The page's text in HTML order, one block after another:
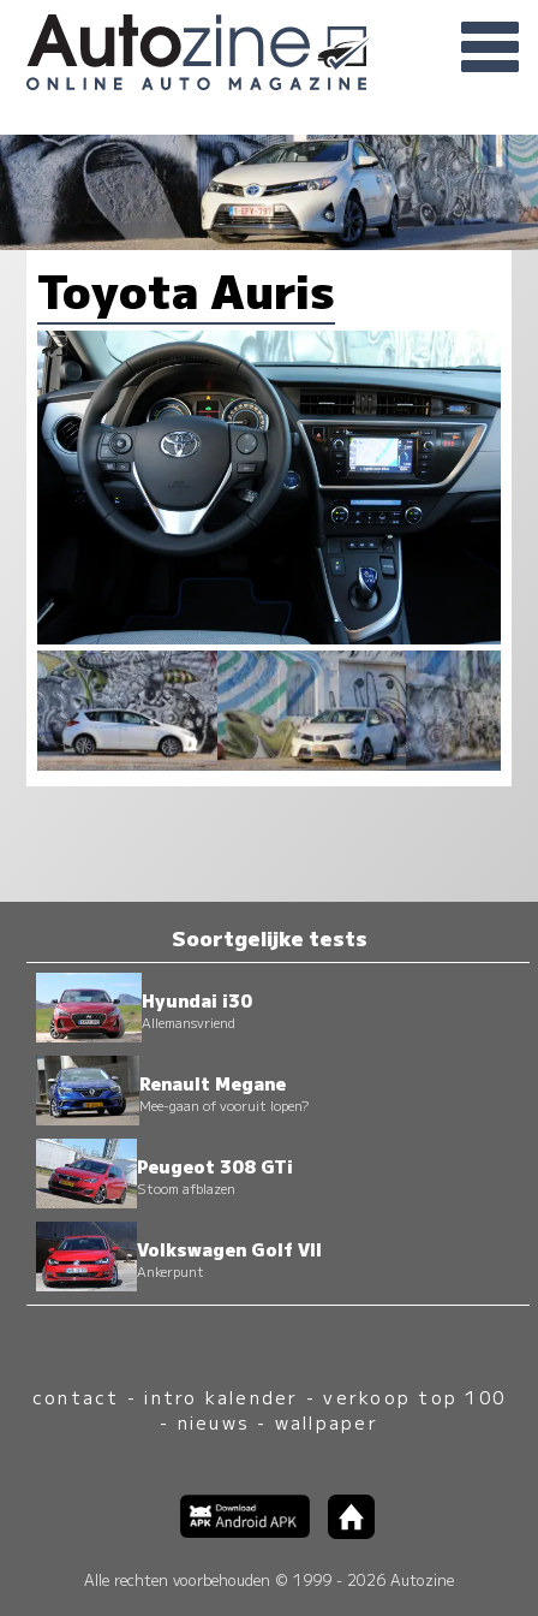
Toyota Auris
Soortgelijke tests
Hyundai i30
Allemansvriend
Renault Megane
Mee-gaan of vooruit lopen?
Peugeot 308 GTi
Stoom afblazen
Volkswagen Golf VII
Ankerpunt
contact -intro kalender -verkoop top 100
- nieuws - wallpaper
Alle rechten voorbehouden © 1999 - 2026 Autozine